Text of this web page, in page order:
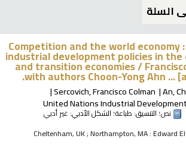
السلة
Competition and the world economy
industrial development policies in
and transition economies /
with authors Choon-Yong Ahn ...
An,
Sercovich, Francisco Colman
United Nations Industrial
نص؛ التنسيق: طباعة؛ الشكل الأدبي: غير أدبي
Cheltenham, UK ; Northampton, MA : Edward